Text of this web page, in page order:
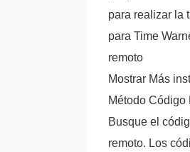
para realizar la
para Time
remoto
Mostrar Más
Método Código
Busque el
remoto. Los